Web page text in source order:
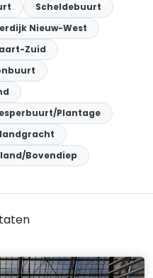
Scheldebuurt
Nieuw-West
Zuid
Plantage
Bovendiep